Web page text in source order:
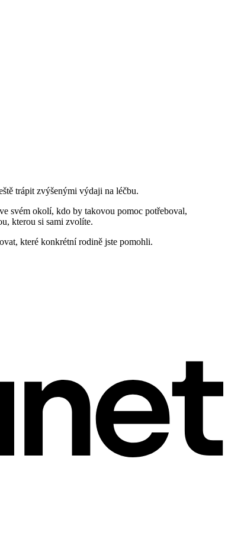
trápit zvýšenými výdaji na léčbu.
svém okolí, kdo by takovou pomoc potřeboval,
kterou si sami zvolíte.
které konkrétní rodině jste pomohli.